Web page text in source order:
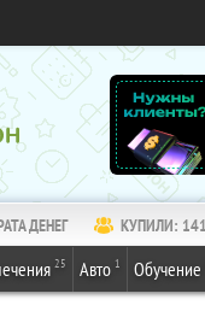
ДЕНЕГ КУПИЛИ:
25 Авто 1 Обучение